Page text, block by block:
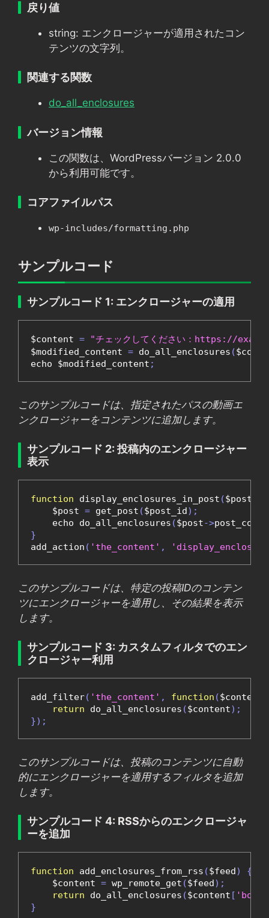
戻り値
string: エンクロージャーが適用されたコン
テンツの文字列。
関連する関数
do_all_enclosures
バージョン情報
この関数は、WordPressバージョン 2.0.0
から利用可能です。
コアファイルパス
wp-includes/formatting.php
サンプルコード
サンプルコード 1: エンクロージャーの適用
$content =
"チェックしてください：https://
$modified_content = do_all_enclosures (
echo $modified_content ;
このサンプルコードは、指定されたパスの動画エ
ンクロージャーをコンテンツに追加します。
サンプルコード 2: 投稿内のエンクロージャー
表示
function display_enclosures_in_post ($post_id
    $post
= get_post ($post_id);
    echo do_all_enclosures
($post->
}
add_action ( 'the_content' ,
このサンプルコードは、特定の投稿IDのコンテン
ツにエンクロージャーを適用し、その結果を表示
します。
サンプルコード 3: カスタムフィルタでのエン
クロージャー利用
add_filter( 'the_content' , function ($content
return do_all_enclosures ($content);
});
このサンプルコードは、投稿のコンテンツに自動
的にエンクロージャーを適用するフィルタを追加
します。
サンプルコード 4: RSSからのエンクロージャ
ーを追加
function add_enclosures_from_rss ($feed)
{
    $content
= wp_remote_get ($feed);
return do_all_enclosures ($content [ 'body'
}